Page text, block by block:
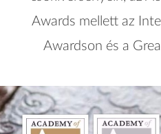
Awards mellett az
Awardson és a